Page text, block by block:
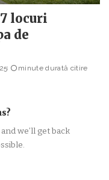
locuri
de
minute durată citire
and we’ll get back